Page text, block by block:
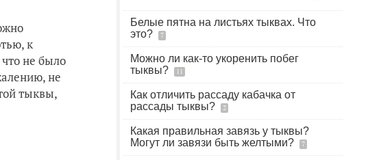
к
не было
не
тыквы,
Белые пятна на листьях тыквах. Что
это?
7
Можно ли как-то укоренить побег
тыквы?
11
Как отличить рассаду кабачка от
рассады тыквы?
2
Какая правильная завязь у тыквы?
Могут ли завязи быть желтыми?
7